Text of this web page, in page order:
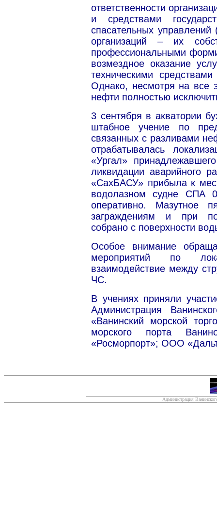
ответственности
и средствами
спасательных
организаций – их
профессиональными
возмездное оказание
техническими
Однако, несмотря на все
нефти полностью
3 сентября в акватории
штабное учение по
связанных с разливами
отрабатывалась
«Ургал»
ликвидации аварийного
«СахБАСУ» прибыла к
водолазном судне СПА
оперативно. Мазутное
заграждениям и при
собрано с поверхности
Особое внимание
мероприятий по
взаимодействие между
ЧС.
В учениях приняли
Администрация
«Ванинский морской
морского порта
«Росморпорт»; ООО
Администрация